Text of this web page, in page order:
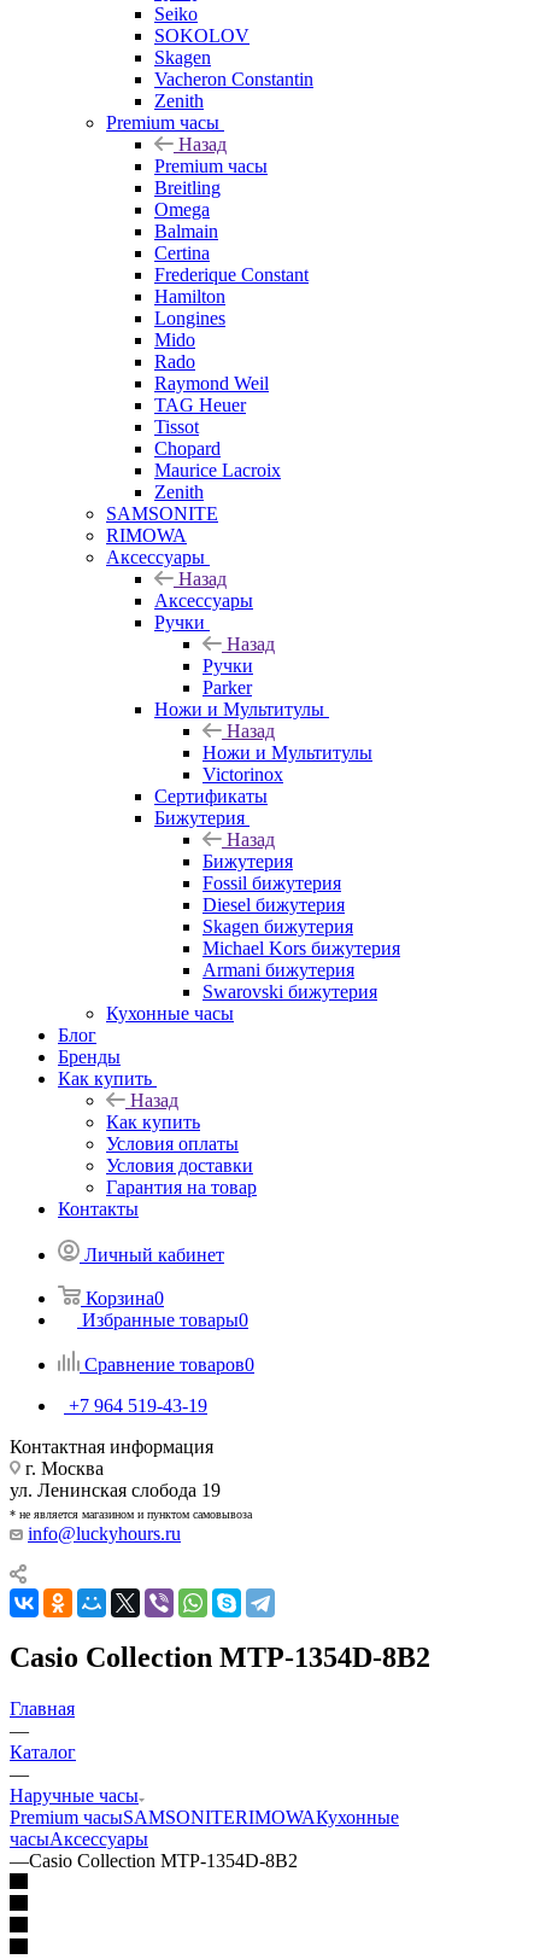
Seiko
SOKOLOV
Skagen
Vacheron Constantin
Zenith
Premium часы
Назад
Premium часы
Breitling
Omega
Balmain
Certina
Frederique Constant
Hamilton
Longines
Mido
Rado
Raymond Weil
TAG Heuer
Tissot
Chopard
Maurice Lacroix
Zenith
SAMSONITE
RIMOWA
Аксессуары
Назад
Аксессуары
Ручки
Назад
Ручки
Parker
Ножи и Мультитулы
Назад
Ножи и Мультитулы
Victorinox
Сертификаты
Бижутерия
Назад
Бижутерия
Fossil бижутерия
Diesel бижутерия
Skagen бижутерия
Michael Kors бижутерия
Armani бижутерия
Swarovski бижутерия
Кухонные часы
Блог
Бренды
Как купить
Назад
Как купить
Условия оплаты
Условия доставки
Гарантия на товар
Контакты
Личный кабинет
Корзина0
Избранные товары0
Сравнение товаров0
+7 964 519-43-19
Контактная информация
г. Москва
ул. Ленинская слобода 19
* не является магазином и пунктом самовывоза
info@luckyhours.ru
Casio Collection MTP-1354D-8B2
Главная
—
Каталог
—
Наручные часы
Premium часыSAMSONITERIMOWAКухонные
часыАксессуары
—Casio Collection MTP-1354D-8B2